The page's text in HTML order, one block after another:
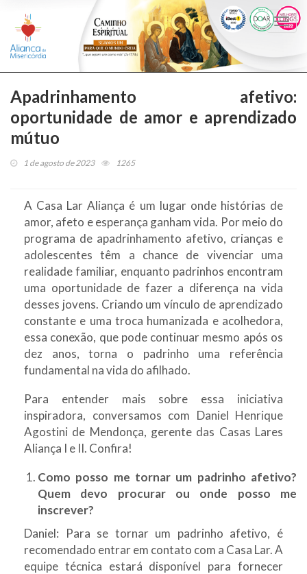
Apadrinhamento afetivo:
oportunidade de amor e aprendizado
mútuo
1 de agosto de 2023 1265
A Casa Lar Aliança é um lugar onde histórias de
amor, afeto e esperança ganham vida. Por meio do
programa de apadrinhamento afetivo, crianças e
adolescentes têm a chance de vivenciar uma
realidade familiar, enquanto padrinhos encontram
uma oportunidade de fazer a diferença na vida
desses jovens. Criando um vínculo de aprendizado
constante e uma troca humanizada e acolhedora,
essa conexão, que pode continuar mesmo após os
dez anos, torna o padrinho uma referência
fundamental na vida do afilhado.
Para entender mais sobre essa iniciativa
inspiradora, conversamos com Daniel Henrique
Agostini de Mendonça, gerente das Casas Lares
Aliança I e II. Confira!
Como posso me tornar um padrinho afetivo?
Quem devo procurar ou onde posso me
inscrever?
Daniel: Para se tornar um padrinho afetivo, é
recomendado entrar em contato com a Casa Lar. A
equipe técnica estará disponível para fornecer